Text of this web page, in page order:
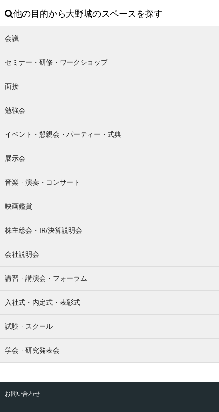
他の目的から大野城のスペースを探す
会議
セミナー・研修・ワークショップ
面接
勉強会
イベント・懇親会・パーティー・式典
展示会
音楽・演奏・コンサート
映画鑑賞
株主総会・IR/決算説明会
会社説明会
講習・講演会・フォーラム
入社式・内定式・表彰式
試験・スクール
学会・研究発表会
お問い合わせ